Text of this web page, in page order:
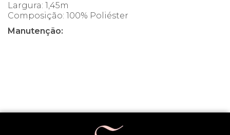
Largura: 1,45m
Composição: 100% Poliéster
Manutenção: